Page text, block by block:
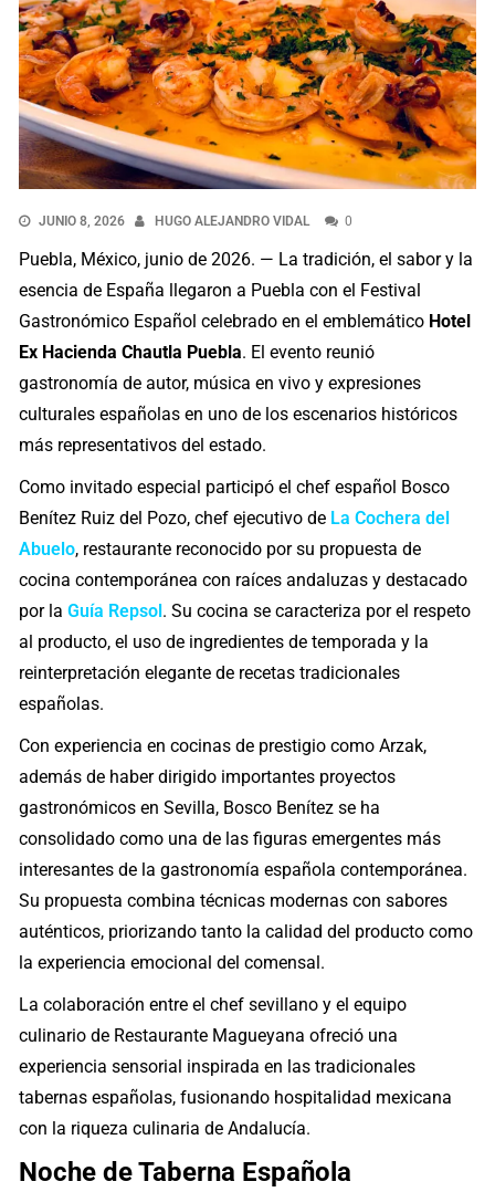
JUNIO 8, 2026 HUGO ALEJANDRO VIDAL 0
Puebla, México, junio de 2026. — La tradición, el sabor y la
esencia de España llegaron a Puebla con el Festival
Gastronómico Español celebrado en el emblemático Hotel
Ex Hacienda Chautla Puebla. El evento reunió
gastronomía de autor, música en vivo y expresiones
culturales españolas en uno de los escenarios históricos
más representativos del estado.
Como invitado especial participó el chef español Bosco
Benítez Ruiz del Pozo, chef ejecutivo de La Cochera del
Abuelo, restaurante reconocido por su propuesta de
cocina contemporánea con raíces andaluzas y destacado
por laGuía Repsol. Su cocina se caracteriza por el respeto
al producto, el uso de ingredientes de temporada y la
reinterpretación elegante de recetas tradicionales
españolas.
Con experiencia en cocinas de prestigio como Arzak,
además de haber dirigido importantes proyectos
gastronómicos en Sevilla, Bosco Benítez se ha
consolidado como una de las figuras emergentes más
interesantes de la gastronomía española contemporánea.
Su propuesta combina técnicas modernas con sabores
auténticos, priorizando tanto la calidad del producto como
la experiencia emocional del comensal.
La colaboración entre el chef sevillano y el equipo
culinario de Restaurante Magueyana ofreció una
experiencia sensorial inspirada en las tradicionales
tabernas españolas, fusionando hospitalidad mexicana
con la riqueza culinaria de Andalucía.
Noche de Taberna Española